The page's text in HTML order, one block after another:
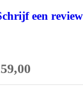
een review
,00